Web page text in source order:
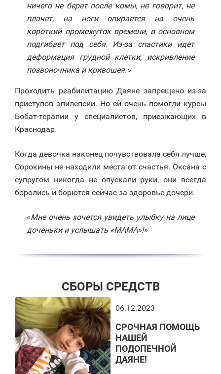
ничего не берет после комы, не говорит, не
плачет, на ноги опирается на очень
короткий промежуток времени, в основном
подгибает под себя. Из-за спастики идет
деформация грудной клетки, искривление
позвоночника и кривошея.»
Проходить реабилитацию Даяне запрещено из-за
приступов эпилепсии. Но ей очень помогли курсы
Бобат-терапии у специалистов, приезжающих в
Краснодар.
Когда девочка наконец почувствовала себя лучше,
Сорокины не находили места от счастья. Оксана с
супругом никогда не опускали руки, они всегда
боролись и борются сейчас за здоровье дочери.
«Мне очень хочется увидеть улыбку на лице
доченьки и услышать «МАМА»!»
СБОРЫ СРЕДСТВ
06.12.2023
СРОЧНАЯ ПОМОЩЬ
НАШЕЙ
ПОДОПЕЧНОЙ
ДАЯНЕ!